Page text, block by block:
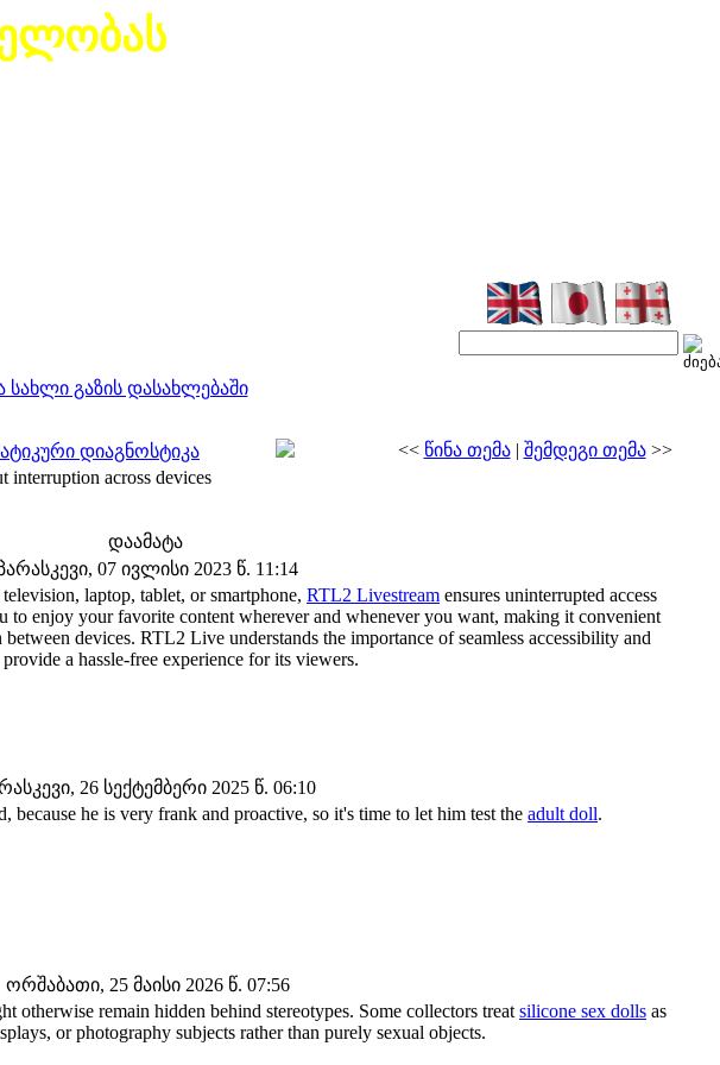
სახლი გაზის დასახლებაში
დიაგნოსტიკა << წინა თემა| შემდეგი თემა>>
across devices
დაამატა
07 ივლისი 2023 წ. 11:14
laptop, tablet, or smartphone, RTL2 Livestream ensures uninterrupted access
enjoy your favorite content wherever and whenever you want, making it convenient
devices. RTL2 Live understands the importance of seamless accessibility and
a hassle-free experience for its viewers.
26 სექტემბერი 2025 წ. 06:10
because he is very frank and proactive, so it's time to let him test the adult doll.
ორშაბათი, 25 მაისი 2026 წ. 07:56
otherwise remain hidden behind stereotypes. Some collectors treat silicone sex dolls as
or photography subjects rather than purely sexual objects.